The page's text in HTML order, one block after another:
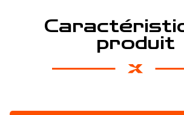
produit